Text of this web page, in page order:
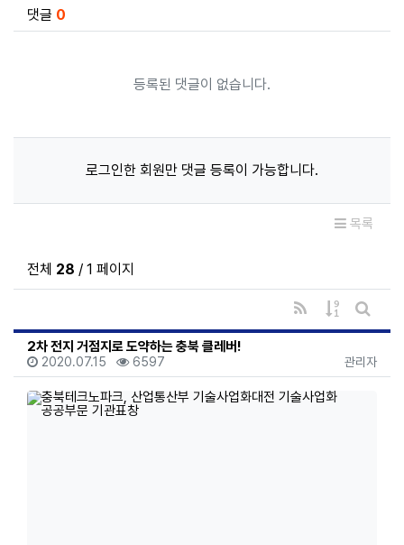
댓글 0
등록된 댓글이 없습니다.
로그인한 회원만 댓글 등록이 가능합니다.
목록
전체 28 / 1 페이지
RSS
게시물 정렬
게시판
2차 전지 거점지로 도약하는 충북 클레버!
등록자
관리자
등록일
2020.07.15 조회
6597